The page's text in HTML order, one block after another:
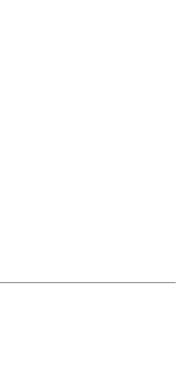
คอนโด
ารขายได้มากกว่า ที่